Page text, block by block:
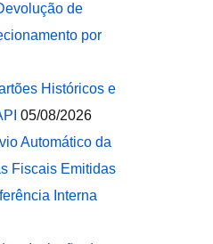
de
por
Históricos e
05/08/2026
Automático da
Fiscais Emitidas
Interna